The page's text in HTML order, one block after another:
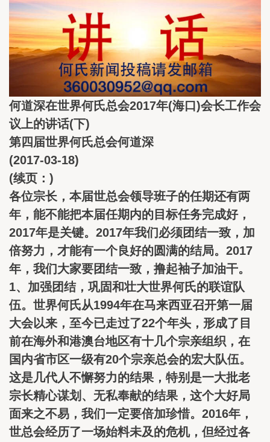
何道深在世界何氏总会2017年(海口)会长工作会
议上的讲话(下)
第四届世界何氏总会何道深
(2017-03-18)
(续页：)
各位宗长，本届世总会领导班子的任期还有两
年，能不能把本届任期内的目标任务完成好，
2017年是关键。2017年我们必须团结一致，加
倍努力，才能有一个良好的圆满的结局。2017
年，我们大家要团结一致，撸起袖子加油干。
1、加强团结，巩固和壮大世界何氏的联谊队
伍。世界何氏从1994年在马来西亚召开第一届
大会以来，至今已走过了22个年头，形成了目
前在海外和港澳台地区有十几个宗亲组织，在
国内省市区一级有20个宗亲总会的宏大队伍。
这是几代人不懈努力的结果，特别是一大批老
宗长精心谋划、无私奉献的结果，这个大好局
面来之不易，我们一定要倍加珍惜。2016年，
世总会经历了一场始料未及的危机，但经过各